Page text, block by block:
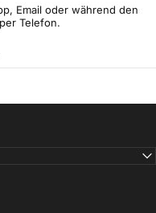
Email oder während den
Telefon.